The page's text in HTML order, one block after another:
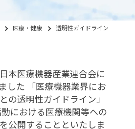
医療・健康 透明性ガイドライン
本医療機器産業連合会に
した 「医療機器業界にお
の透明性ガイドライン」
における医療機関等への
公開することといたしま